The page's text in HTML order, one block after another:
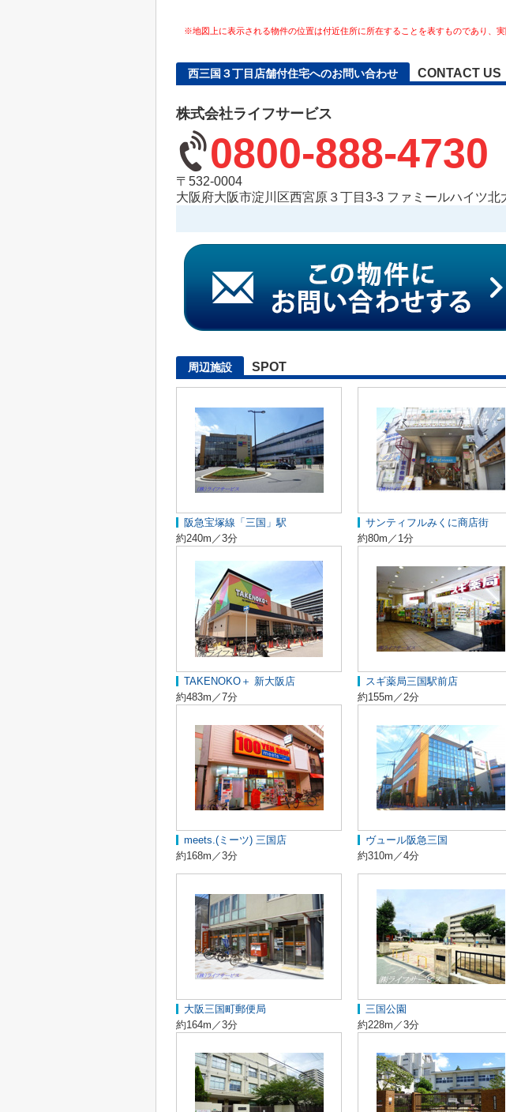
※地図上に表示される物件の位置は付近住所に所在することを表すものであり、
西三国３丁目店舗付住宅へのお問い合わせ CONTACT US
株式会社ライフサービス
0800-888-4730
〒532-0004
大阪府大阪市淀川区西宮原３丁目3-3 ファミールハイツ北
周辺施設 SPOT
阪急宝塚線「三国」駅
約240m／3分
サンティフルみくに商店街
約80m／1分
TAKENOKO＋ 新大阪店
約483m／7分
スギ薬局三国駅前店
約155m／2分
meets.(ミーツ) 三国店
約168m／3分
ヴュール阪急三国
約310m／4分
大阪三国町郵便局
約164m／3分
三国公園
約228m／3分